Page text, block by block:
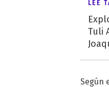
LEÉ
Tuli
Según